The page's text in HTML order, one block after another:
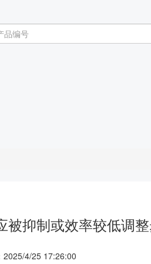
被抑制或效率较低调
2025/4/25 17:26:00